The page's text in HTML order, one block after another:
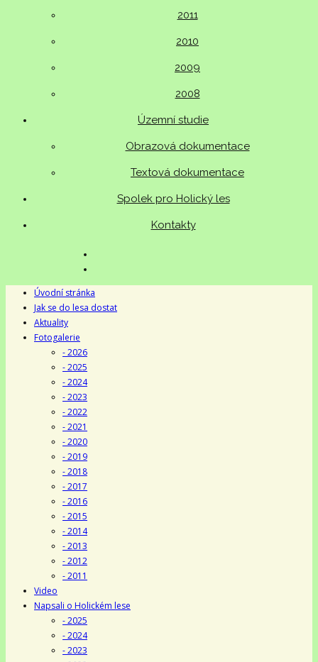
2011
2010
2009
2008
Územní studie
Obrazová dokumentace
Textová dokumentace
Spolek pro Holický les
Kontakty
Úvodní stránka
Jak se do lesa dostat
Aktuality
Fotogalerie
- 2026
- 2025
- 2024
- 2023
- 2022
- 2021
- 2020
- 2019
- 2018
- 2017
- 2016
- 2015
- 2014
- 2013
- 2012
- 2011
Video
Napsali o Holickém lese
- 2025
- 2024
- 2023